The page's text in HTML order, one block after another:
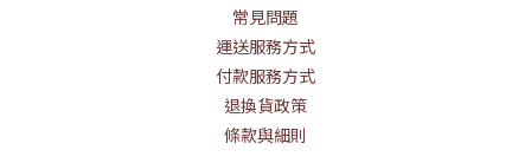
常見問題
運送服務方式
付款服務方式
退換貨政策
條款與細則